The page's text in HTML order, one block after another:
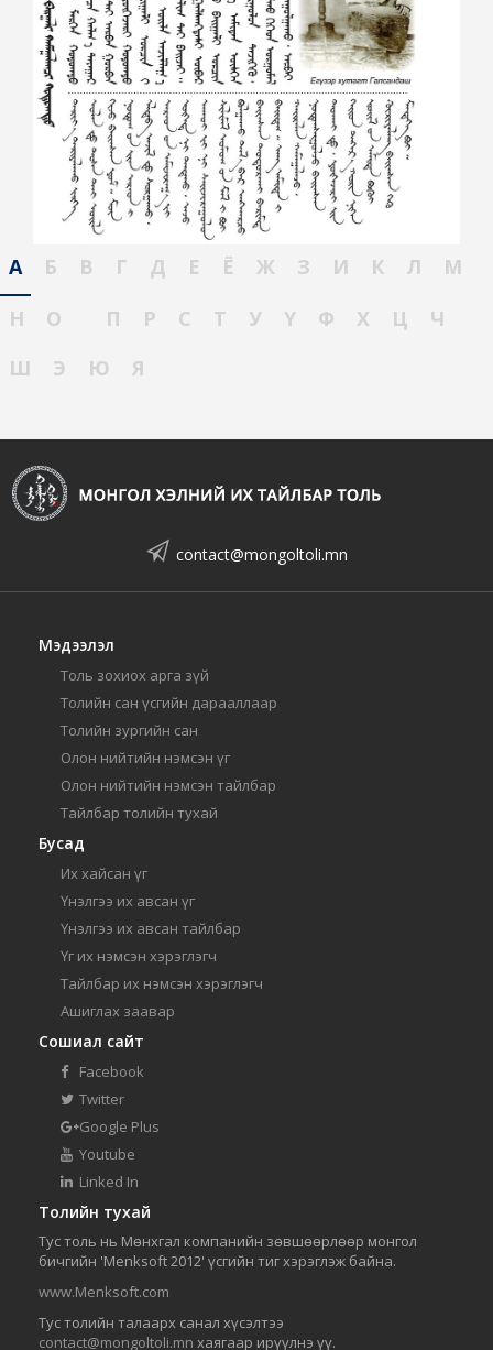
А Б В Г Д Е Ё Ж З И К Л
М
Н
О П Р С Т У Ү Ф Х Ц
Ч
Ш
Э Ю Я
contact@mongoltoli.mn
Мэдээлэл
Толь зохиох арга зүй
Толийн сан үсгийн дарааллаар
Толийн зургийн сан
Олон нийтийн нэмсэн үг
Олон нийтийн нэмсэн тайлбар
Тайлбар толийн тухай
Бусад
Их хайсан үг
Үнэлгээ их авсан үг
Үнэлгээ их авсан тайлбар
Үг их нэмсэн хэрэглэгч
Тайлбар их нэмсэн хэрэглэгч
Ашиглах заавар
Сошиал сайт
Facebook
Twitter
Google Plus
Youtube
Linked In
Толийн тухай
Тус толь нь Мөнхгал компанийн зөвшөөрлөөр монгол
бичгийн 'Menksoft 2012' үсгийн тиг хэрэглэж байна.
www.Menksoft.com
Тус толийн талаарх санал хүсэлтээ
contact@mongoltoli.mn хаягаар ирүүлнэ үү.